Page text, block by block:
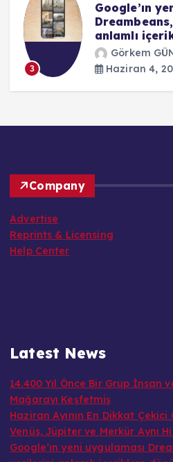
3
Google’ın
anlamlı
Görkem
Haziran 4,
Company
Advertise
Reprints & Licensing
Help Center
Latest News
14.400 Yıl Önce Bir Grup İnsan
Mağarayı Keşfetmiş
Haziran Ayının En Dikkat Çekici
Venüs, Jüpiter ve Merkür Aynı
Google’ın yeni uygulaması